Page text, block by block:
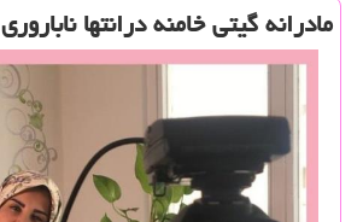
مادرانه گیتی خامنه درانتها ناباروری